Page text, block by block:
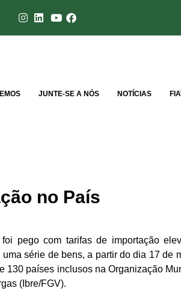
JUNTE-SE A NÓS NOTÍCIAS
no País
pego com tarifas de importação
série de bens, a partir do dia 17 de
130 países inclusos na Organização
(Ibre/FGV).